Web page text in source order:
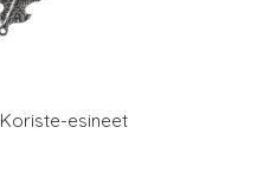
Koriste-esineet